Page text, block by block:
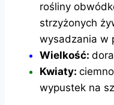
rośliny
strzyżonych
wysadzania w
Wielkość:
Kwiaty:
wypustek na